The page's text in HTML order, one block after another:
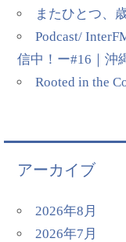
またひとつ、
Podcast/
信中！ー#16｜沖
Rooted in the
アーカイブ
2026年8月
2026年7月